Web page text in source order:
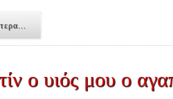
ο υιός μου ο